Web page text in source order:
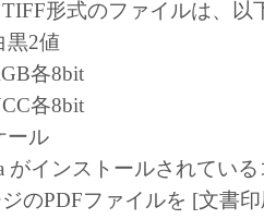
形式のファイルは、以
黒2値
各8bit
各8bit
ール
がインストールされてい
のPDFファイルを [文書